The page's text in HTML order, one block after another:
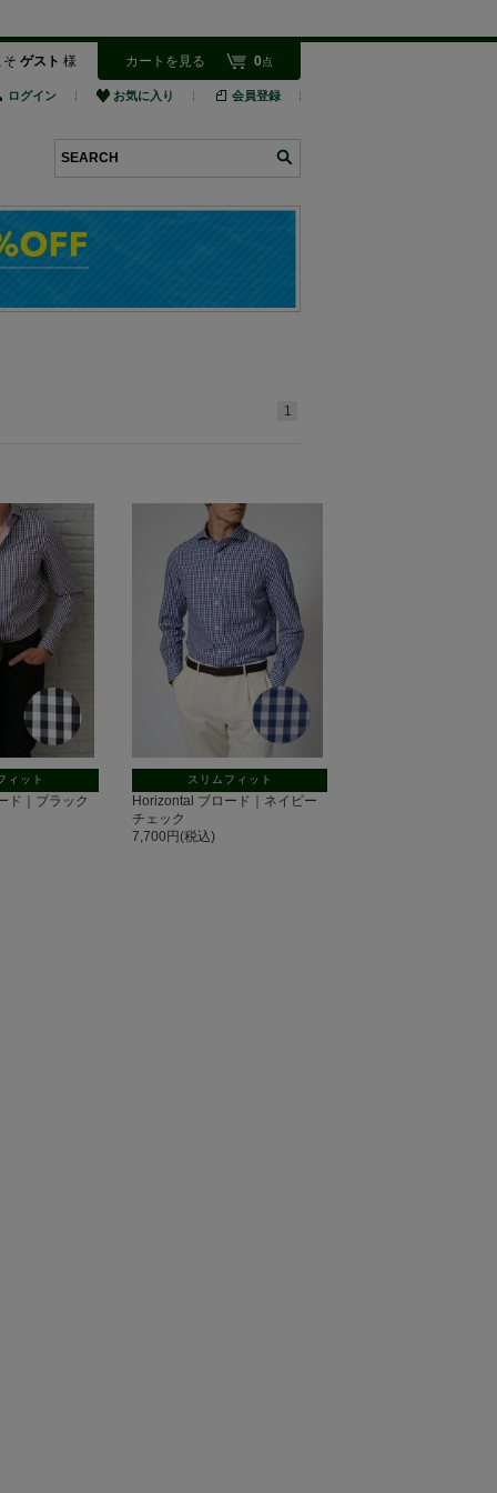
そ ゲスト 様 カートを見る 0点
ログイン お気に入り 会員登録
1
ィット
ド｜ブラック
スリムフィット
Horizontal ブロード｜ネイビー
チェック
7,700円(税込)